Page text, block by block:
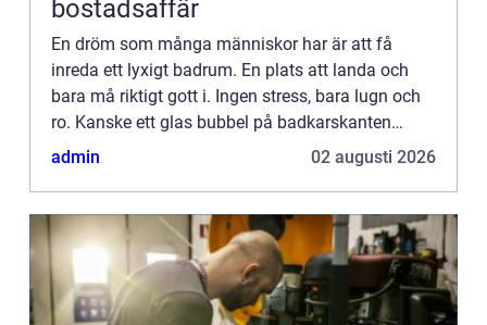
bostadsaffär
En dröm som många människor har är att få
inreda ett lyxigt badrum. En plats att landa och
bara må riktigt gott i. Ingen stress, bara lugn och
ro. Kanske ett glas bubbel på badkarskanten
medans jetstrålarn...
admin 02 augusti 2026